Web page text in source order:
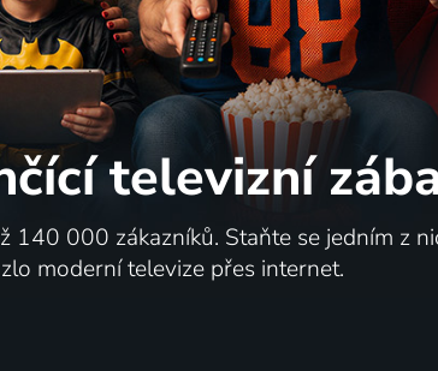
televizní
140 000 zákazníků. Staňte se jedním z
moderní televize přes internet.